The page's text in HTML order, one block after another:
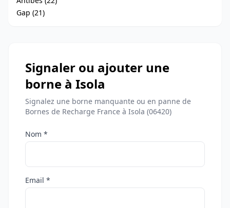
Gap (21)
Signaler ou ajouter une
borne à Isola
Signalez une borne manquante ou en panne de
Bornes de Recharge France à Isola (06420)
Nom *
Email *